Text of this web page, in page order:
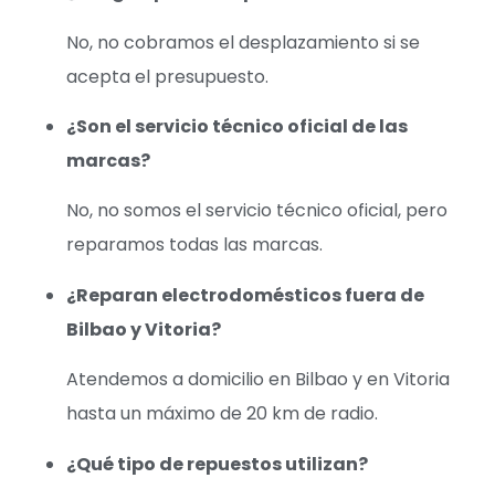
No, no cobramos el desplazamiento si se
acepta el presupuesto.
¿Son el servicio técnico oficial de las
marcas?
No, no somos el servicio técnico oficial, pero
reparamos todas las marcas.
¿Reparan electrodomésticos fuera de
Bilbao y Vitoria?
Atendemos a domicilio en Bilbao y en Vitoria
hasta un máximo de 20 km de radio.
¿Qué tipo de repuestos utilizan?